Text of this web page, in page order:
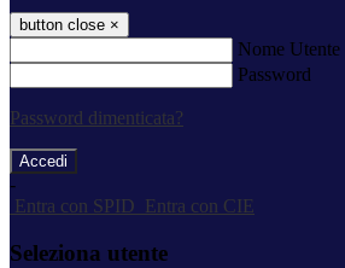
button close ×
Nome Utente
Password
Password dimenticata?
-
Entra con SPID
Entra con CIE
Seleziona utente